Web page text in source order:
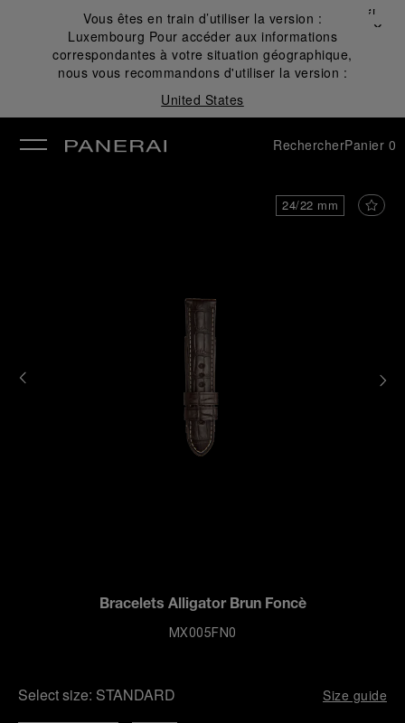
Vous êtes en train d’utiliser la version :
Luxembourg Pour accéder aux informations
correspondantes à votre situation géographique,
nous vous recommandons d'utiliser la version :
United States
Fermer
✕
RechercherPanier 0
24/22 mm
Bracelets Alligator Brun Foncè
MX005FN0
Select size: STANDARD Size guide